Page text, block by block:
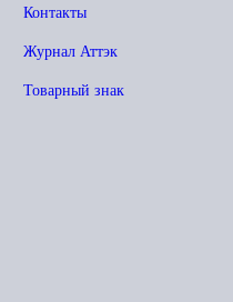
Контакты
Журнал Аттэк
Товарный знак